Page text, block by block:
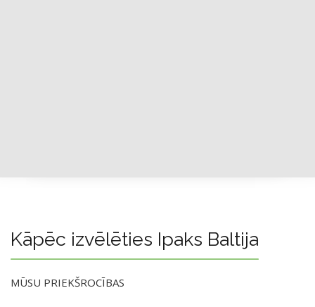
Kāpēc izvēlēties Ipaks Baltija
MŪSU PRIEKŠROCĪBAS